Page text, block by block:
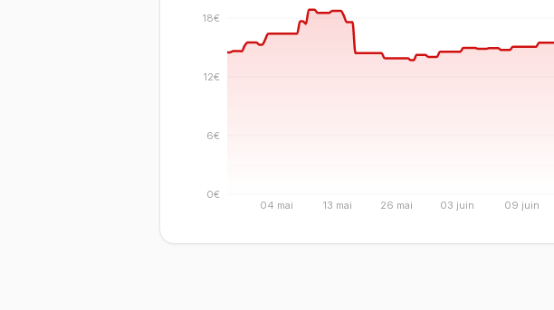
04 mai 13 mai 26 mai 03 juin 09 juin
0€
6€
12€
18€